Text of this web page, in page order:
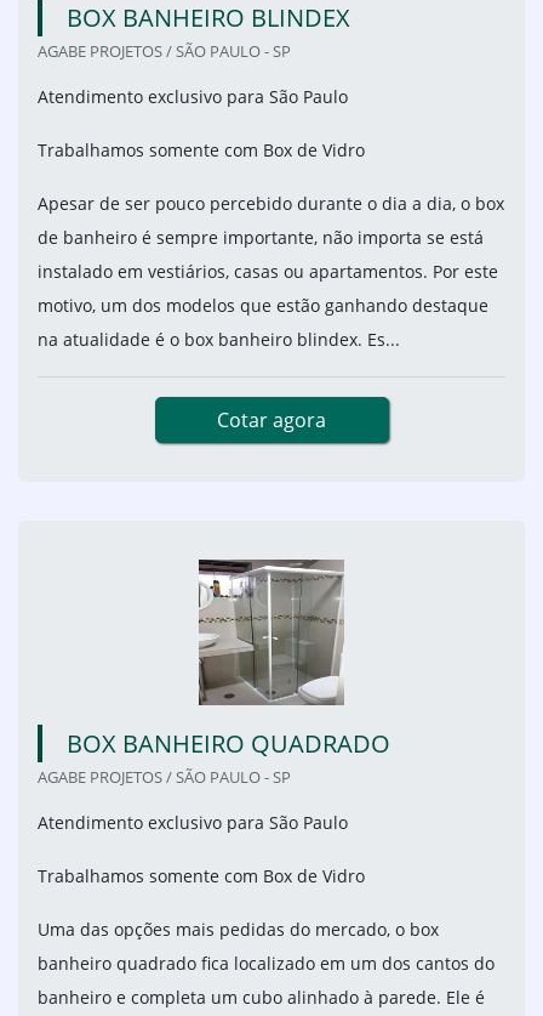
BOX BANHEIRO BLINDEX
AGABE PROJETOS / SÃO PAULO - SP
Atendimento exclusivo para São Paulo
Trabalhamos somente com Box de Vidro
Apesar de ser pouco percebido durante o dia a dia, o box
de banheiro é sempre importante, não importa se está
instalado em vestiários, casas ou apartamentos. Por este
motivo, um dos modelos que estão ganhando destaque
na atualidade é o box banheiro blindex. Es...
Cotar agora
BOX BANHEIRO QUADRADO
AGABE PROJETOS / SÃO PAULO - SP
Atendimento exclusivo para São Paulo
Trabalhamos somente com Box de Vidro
Uma das opções mais pedidas do mercado, o box
banheiro quadrado fica localizado em um dos cantos do
banheiro e completa um cubo alinhado à parede. Ele é